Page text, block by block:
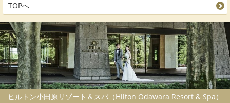
TOPへ
ヒルトン小田原リゾート＆スパ（Hilton Odawara Resort & Spa）